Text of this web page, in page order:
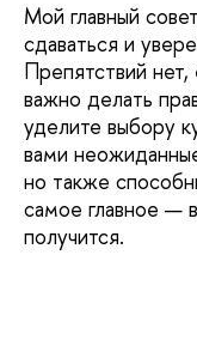
Мой главный
сдаваться и
Препятствий нет,
важно делать
уделите выбору
вами
но также
самое главное —
получится.